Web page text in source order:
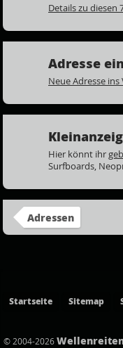
Details zu diesen
Adresse
Neue Adresse
Hier könnt ihr
Surfboards,
Adressen
Startseite Sitemap
© 2004-2026